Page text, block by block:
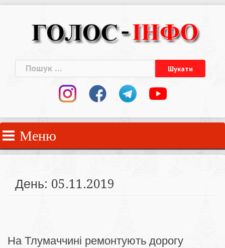
Пошук:
Меню
День: 05.11.2019
На Тлумаччині ремонтують дорогу